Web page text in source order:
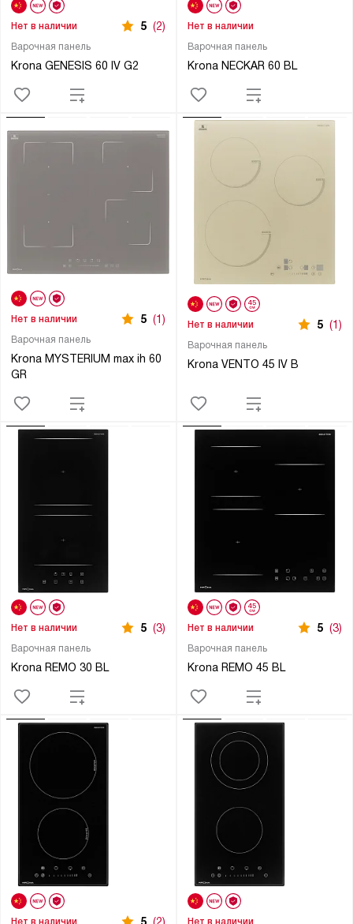
Варочная панель
Krona GENESIS 60 IV G2
Нет в наличии 5 (2)
Варочная панель
Krona NECKAR 60 BL
Нет в наличии
Варочная панель
Krona MYSTERIUM max ih 60
GR
Нет в наличии 5 (1)
Варочная панель
Krona VENTO 45 IV B
Нет в наличии 5 (1)
Варочная панель
Krona REMO 30 BL
Нет в наличии 5 (3)
Варочная панель
Krona REMO 45 BL
Нет в наличии 5 (3)
Нет в наличии 5 (2) Нет в наличии